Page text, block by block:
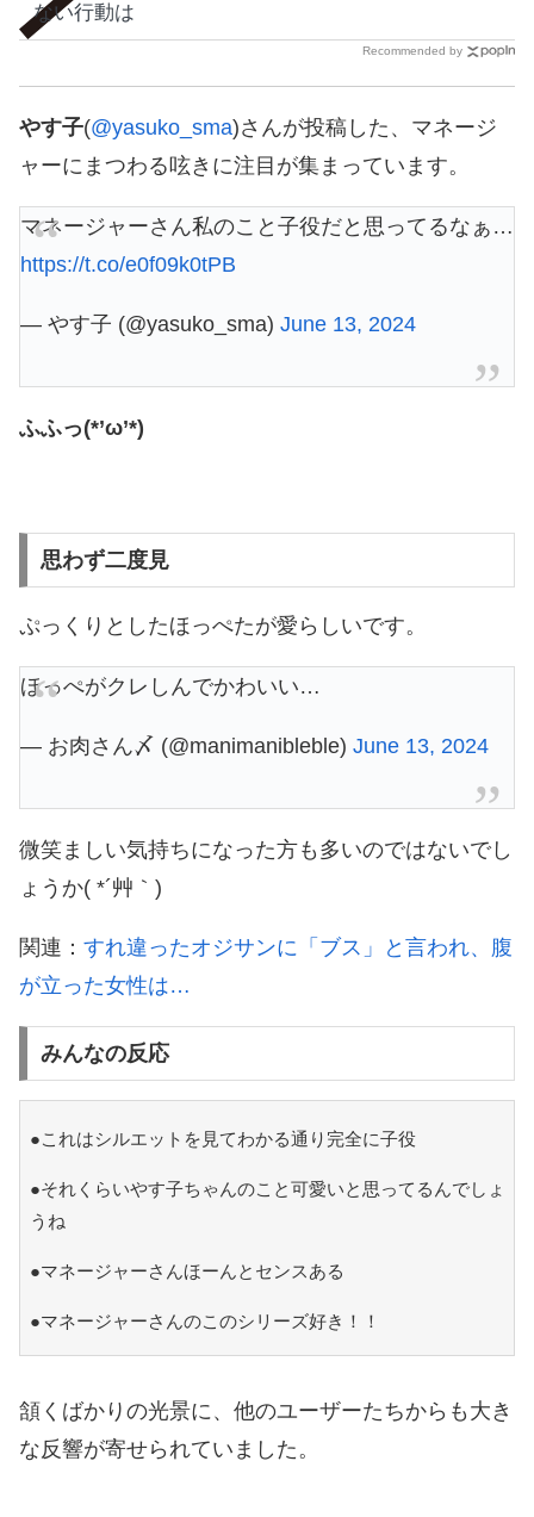
ない行動は
Recommended by
やす子(@yasuko_sma)さんが投稿した、マネージ
ャーにまつわる呟きに注目が集まっています。
マネージャーさん私のこと子役だと思ってるなぁ…
https://t.co/e0f09k0tPB
— やす子 (@yasuko_sma) June 13, 2024
ふふっ(*’ω’*)
思わず二度見
ぷっくりとしたほっぺたが愛らしいです。
ほっぺがクレしんでかわいい…
— お肉さん〆 (@manimanibleble) June 13, 2024
微笑ましい気持ちになった方も多いのではないでし
ょうか( *´艸｀)
関連： すれ違ったオジサンに「ブス」と言われ、腹
が立った女性は…
みんなの反応
●これはシルエットを見てわかる通り完全に子役
●それくらいやす子ちゃんのこと可愛いと思ってるんでしょ
うね
●マネージャーさんほーんとセンスある
●マネージャーさんのこのシリーズ好き！！
頷くばかりの光景に、他のユーザーたちからも大き
な反響が寄せられていました。